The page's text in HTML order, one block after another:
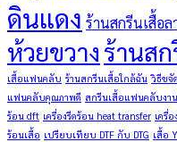
ดินแดง ร้านสกรีนเสื้อล
ห้วยขวางร้านส
เสื้อแฟนคลับ ร้านสกรีนเสื้อใกล้ฉัน วิธีขจั
แฟนคลับคุณภาพดี สกรีนเสื้อแฟนคลับงา
ร้อน dft เครื่องรีดร้อน heat transfer เครื่
ร้อนเสื้อ เปรียบเทียบ DTF กับ DTG เสื้อ